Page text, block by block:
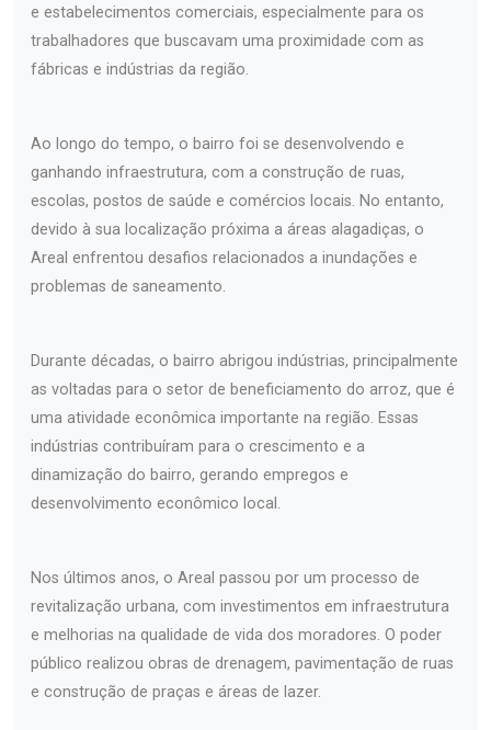
e estabelecimentos comerciais, especialmente para os
trabalhadores que buscavam uma proximidade com as
fábricas e indústrias da região.
Ao longo do tempo, o bairro foi se desenvolvendo e
ganhando infraestrutura, com a construção de ruas,
escolas, postos de saúde e comércios locais. No entanto,
devido à sua localização próxima a áreas alagadiças, o
Areal enfrentou desafios relacionados a inundações e
problemas de saneamento.
Durante décadas, o bairro abrigou indústrias, principalmente
as voltadas para o setor de beneficiamento do arroz, que é
uma atividade econômica importante na região. Essas
indústrias contribuíram para o crescimento e a
dinamização do bairro, gerando empregos e
desenvolvimento econômico local.
Nos últimos anos, o Areal passou por um processo de
revitalização urbana, com investimentos em infraestrutura
e melhorias na qualidade de vida dos moradores. O poder
público realizou obras de drenagem, pavimentação de ruas
e construção de praças e áreas de lazer.